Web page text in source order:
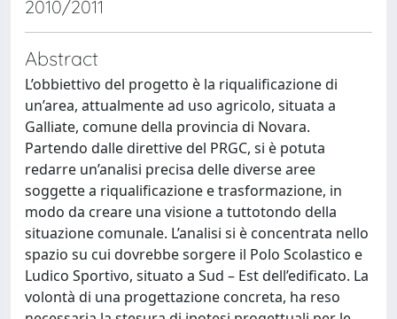
2010/2011
Abstract
L’obbiettivo del progetto è la riqualificazione di
un’area, attualmente ad uso agricolo, situata a
Galliate, comune della provincia di Novara.
Partendo dalle direttive del PRGC, si è potuta
redarre un’analisi precisa delle diverse aree
soggette a riqualificazione e trasformazione, in
modo da creare una visione a tuttotondo della
situazione comunale. L’analisi si è concentrata nello
spazio su cui dovrebbe sorgere il Polo Scolastico e
Ludico Sportivo, situato a Sud – Est dell’edificato. La
volontà di una progettazione concreta, ha reso